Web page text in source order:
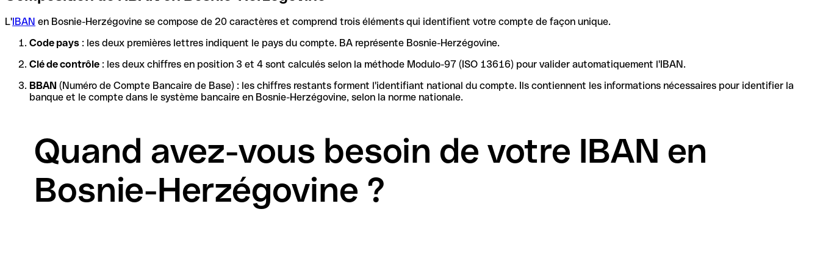
L'IBAN en Bosnie-Herzégovine se compose de 20 caractères et comprend trois éléments qui identifient votre compte de façon unique.
Code pays : les deux premières lettres indiquent le pays du compte. BA représente Bosnie-Herzégovine.
Clé de contrôle : les deux chiffres en position 3 et 4 sont calculés selon la méthode Modulo-97 (ISO 13616) pour valider automatiquement l'IBAN.
BBAN (Numéro de Compte Bancaire de Base) : les chiffres restants forment l'identifiant national du compte. Ils contiennent les informations nécessaires pour identifier la
banque et le compte dans le système bancaire en Bosnie-Herzégovine, selon la norme nationale.
Quand avez-vous besoin de votre IBAN en
Bosnie-Herzégovine ?